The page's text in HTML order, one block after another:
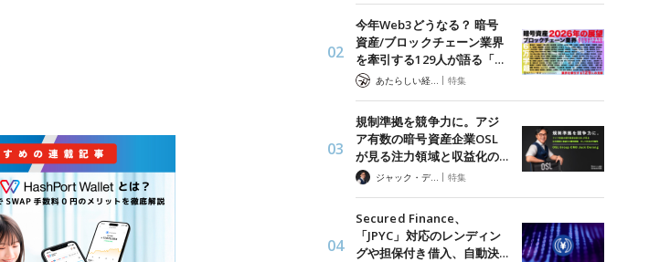
今年Web3どうなる？ 暗号
資産/ブロックチェーン業界
を牽引する129人が語る「…
| 特集
規制準拠を競争力に。アジ
ア有数の暗号資産企業OSL
が見る注力領域と収益化の…
ジャック・デロン（Jack Derong） | 特集
Secured Finance、
「JPYC」対応のレンディン
グや担保付き借入、自動決…